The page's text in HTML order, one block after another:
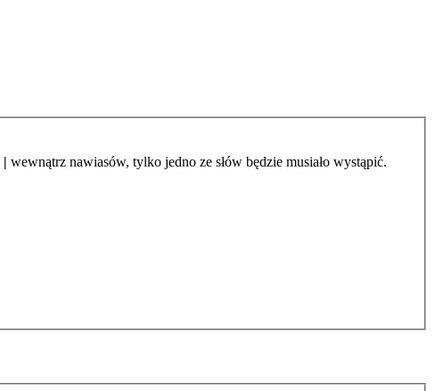
| wewnątrz nawiasów, tylko jedno ze słów będzie musiało wystąpić.